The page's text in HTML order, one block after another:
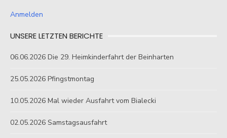
Anmelden
UNSERE LETZTEN BERICHTE
06.06.2026 Die 29. Heimkinderfahrt der Beinharten
25.05.2026 Pfingstmontag
10.05.2026 Mal wieder Ausfahrt vom Bialecki
02.05.2026 Samstagsausfahrt